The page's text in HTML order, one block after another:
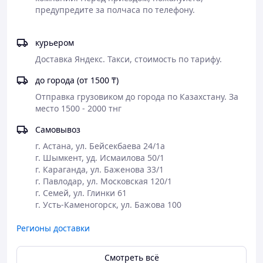
1 л готового раствора – 5-7 м²
Способ применения:
Состав развести водой в соотношении от 1:3 до 1:7 (в
зависимости от характера загрязнений). Нанесённый
на загрязнённую поверхность препарат растворяет
раствора до 70°С увеличивает эффективность очистки.
После применения очистителя поверхность обильно
промывается водой. Для достижения наилучшего
эффекта оптимальная концентрация подбирается
технологическим путём, так как необходимо учитывать
характер загрязнений и условия применения
препарата. Можно использовать погружной метод. И
мойки высокого давления.
Меры предосторожности:
При попадании средства в глаза или на кожу – обильно
курьером
Доставка Яндекс. Такси, стоимость по тарифу.
до города (от 1500 ₸)
Отправка грузовиком до города по Казахстану. За
место 1500 - 2000 тнг
Самовывоз
г. Астана, ул. Бейсекбаева 24/1а
г. Шымкент, уд. Исмаилова 50/1
г. Караганда, ул. Баженова 33/1
г. Павлодар, ул. Московская 120/1
г. Семей, ул. Глинки 61
г. Усть-Каменогорск, ул. Бажова 100
Регионы доставки
Смотреть всё